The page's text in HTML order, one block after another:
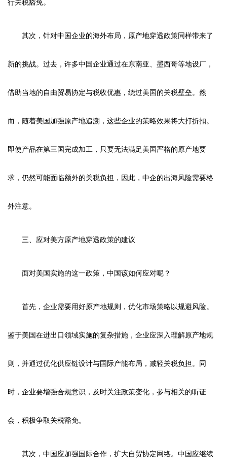
行关税豁免。
其次，针对中国企业的海外布局，原产地穿透政策同样带来了
新的挑战。过去，许多中国企业通过在东南亚、墨西哥等地设厂，
借助当地的自由贸易协定与税收优惠，绕过美国的关税壁垒。然
而，随着美国加强原产地追溯，这些企业的策略效果将大打折扣。
即使产品在第三国完成加工，只要无法满足美国严格的原产地要
求，仍然可能面临额外的关税负担，因此，中企的出海风险需要格
外注意。
三、应对美方原产地穿透政策的建议
面对美国实施的这一政策，中国该如何应对呢？
首先，企业需要用好原产地规则，优化市场策略以规避风险。
鉴于美国在进出口领域实施的复杂措施，企业应深入理解原产地规
则，并通过优化供应链设计与国际产能布局，减轻关税负担。同
时，企业要增强合规意识，及时关注政策变化，参与相关的听证
会，积极争取关税豁免。
其次，中国应加强国际合作，扩大自贸协定网络。中国应继续